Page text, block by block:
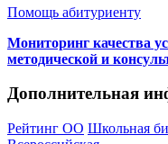
Помощь абитуриенту
Мониторинг качества
методической и
Дополнительная
Рейтинг ОО Школьная